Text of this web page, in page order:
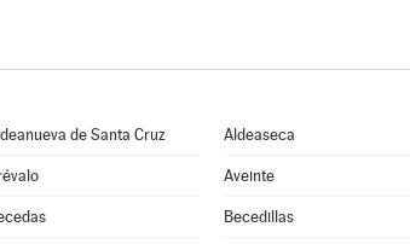
de Santa Cruz Aldeaseca
Aveinte
Becedillas